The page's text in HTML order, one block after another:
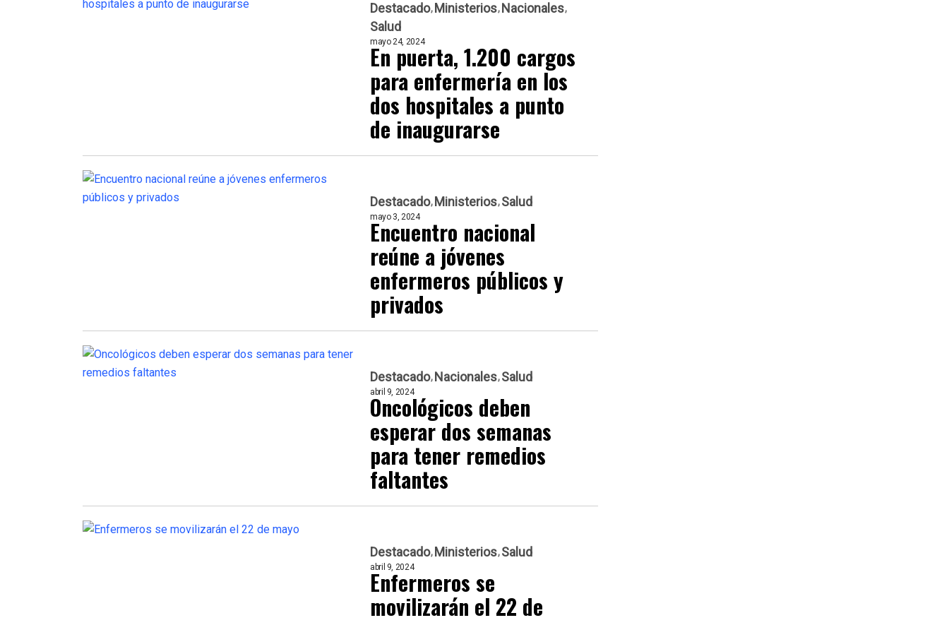
Destacado Ministerios Nacionales
Salud
mayo 24, 2024
En puerta, 1.200 cargos
para enfermería en los
dos hospitales a punto
de inaugurarse
Destacado Ministerios Salud
mayo 3, 2024
Encuentro nacional
reúne a jóvenes
enfermeros públicos y
privados
Destacado Nacionales Salud
abril 9, 2024
Oncológicos deben
esperar dos semanas
para tener remedios
faltantes
Destacado Ministerios Salud
abril 9, 2024
Enfermeros se
movilizarán el 22 de